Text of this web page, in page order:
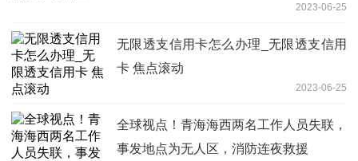
2023-06-25
无限透支信用卡怎么办理_无限透支信用
卡 焦点滚动
2023-06-25
全球视点！青海海西两名工作人员失联，
事发地点为无人区，消防连夜救援